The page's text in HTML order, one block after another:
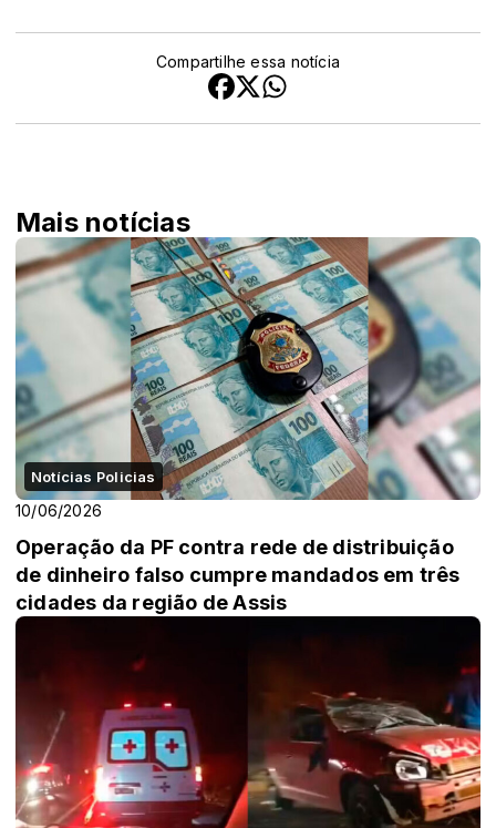
Compartilhe essa notícia
Mais notícias
Notícias Policias
10/06/2026
Operação da PF contra rede de distribuição
de dinheiro falso cumpre mandados em três
cidades da região de Assis